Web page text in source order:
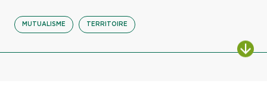
MUTUALISME TERRITOIRE